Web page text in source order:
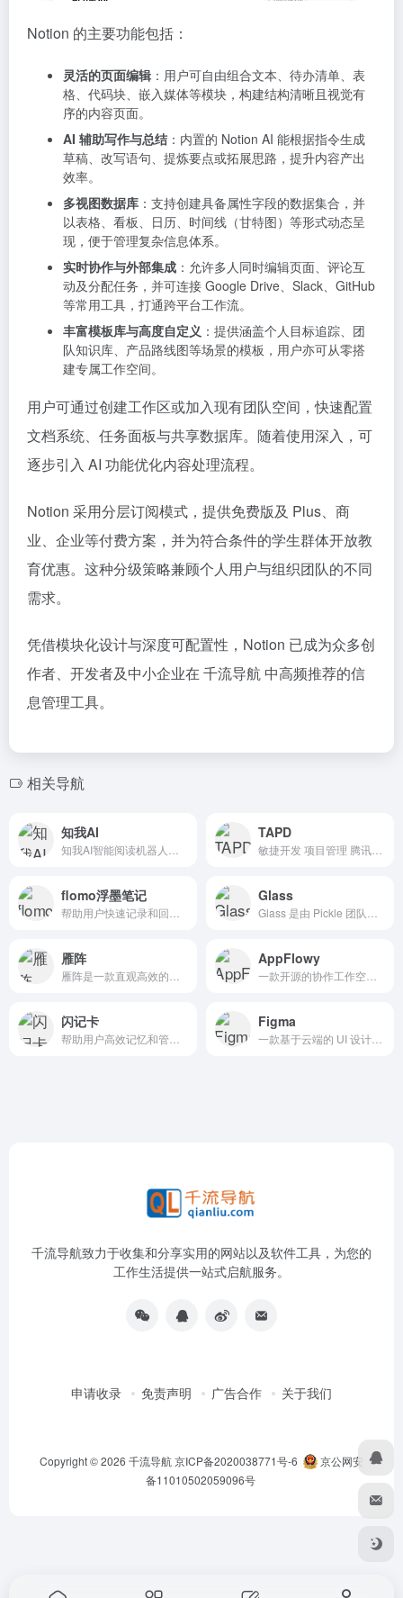
Notion 的主要功能包括：
灵活的页面编辑 ：用户可自由组合文本、待办清单、表
格、代码块、嵌入媒体等模块，构建结构清晰且视觉有
序的内容页面。
AI 辅助写作与总结 ：内置的 Notion AI 能根据指令生成
草稿、改写语句、提炼要点或拓展思路，提升内容产出
效率。
多视图数据库 ：支持创建具备属性字段的数据集合，并
以表格、看板、日历、时间线（甘特图）等形式动态呈
现，便于管理复杂信息体系。
实时协作与外部集成 ：允许多人同时编辑页面、评论互
动及分配任务，并可连接 Google Drive、Slack、GitHub
等常用工具，打通跨平台工作流。
丰富模板库与高度自定义 ：提供涵盖个人目标追踪、团
队知识库、产品路线图等场景的模板，用户亦可从零搭
建专属工作空间。
用户可通过创建工作区或加入现有团队空间，快速配置
文档系统、任务面板与共享数据库。随着使用深入，可
逐步引入 AI 功能优化内容处理流程。
Notion 采用分层订阅模式，提供免费版及 Plus、商
业、企业等付费方案，并为符合条件的学生群体开放教
育优惠。这种分级策略兼顾个人用户与组织团队的不同
需求。
凭借模块化设计与深度可配置性，Notion 已成为众多创
作者、开发者及中小企业在 千流导航 中高频推荐的信
息管理工具。
相关导航
知我AI TAPD
flomo浮墨笔记 Glass
雁阵 AppFlowy
闪记卡 Figma
千流导航致力于收集和分享实用的网站以及软件工具，为您的
工作生活提供一站式启航服务。
申请收录 免责声明 广告合作 关于我们
Copyright © 2026 千流导航京ICP备2020038771号-6
京公网安
备11010502059096号